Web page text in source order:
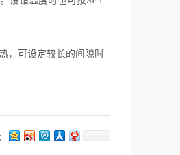
，可设定较长的间隙时